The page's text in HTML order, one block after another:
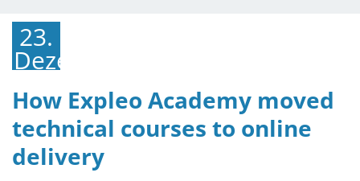
23.
Dezember
How Expleo Academy moved
technical courses to online
delivery